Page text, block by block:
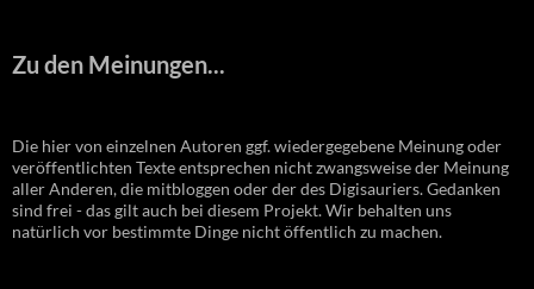
Zu den Meinungen...
Die hier von einzelnen Autoren ggf. wiedergegebene Meinung oder
veröffentlichten Texte entsprechen nicht zwangsweise der Meinung
aller Anderen, die mitbloggen oder der des Digisauriers. Gedanken
sind frei - das gilt auch bei diesem Projekt. Wir behalten uns
natürlich vor bestimmte Dinge nicht öffentlich zu machen.